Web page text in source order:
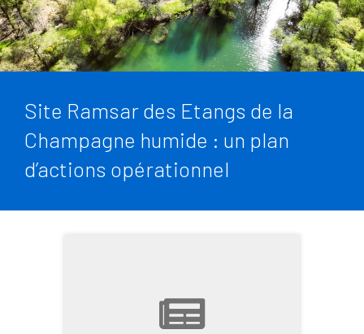
Site Ramsar des Etangs de la
Champagne humide : un plan
d’actions opérationnel